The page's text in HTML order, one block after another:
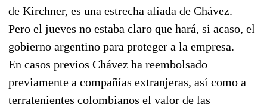
de Kirchner, es una estrecha aliada de Chávez.
Pero el jueves no estaba claro que hará, si acaso, el
gobierno argentino para proteger a la empresa.
En casos previos Chávez ha reembolsado
previamente a compañías extranjeras, así como a
terratenientes colombianos el valor de las